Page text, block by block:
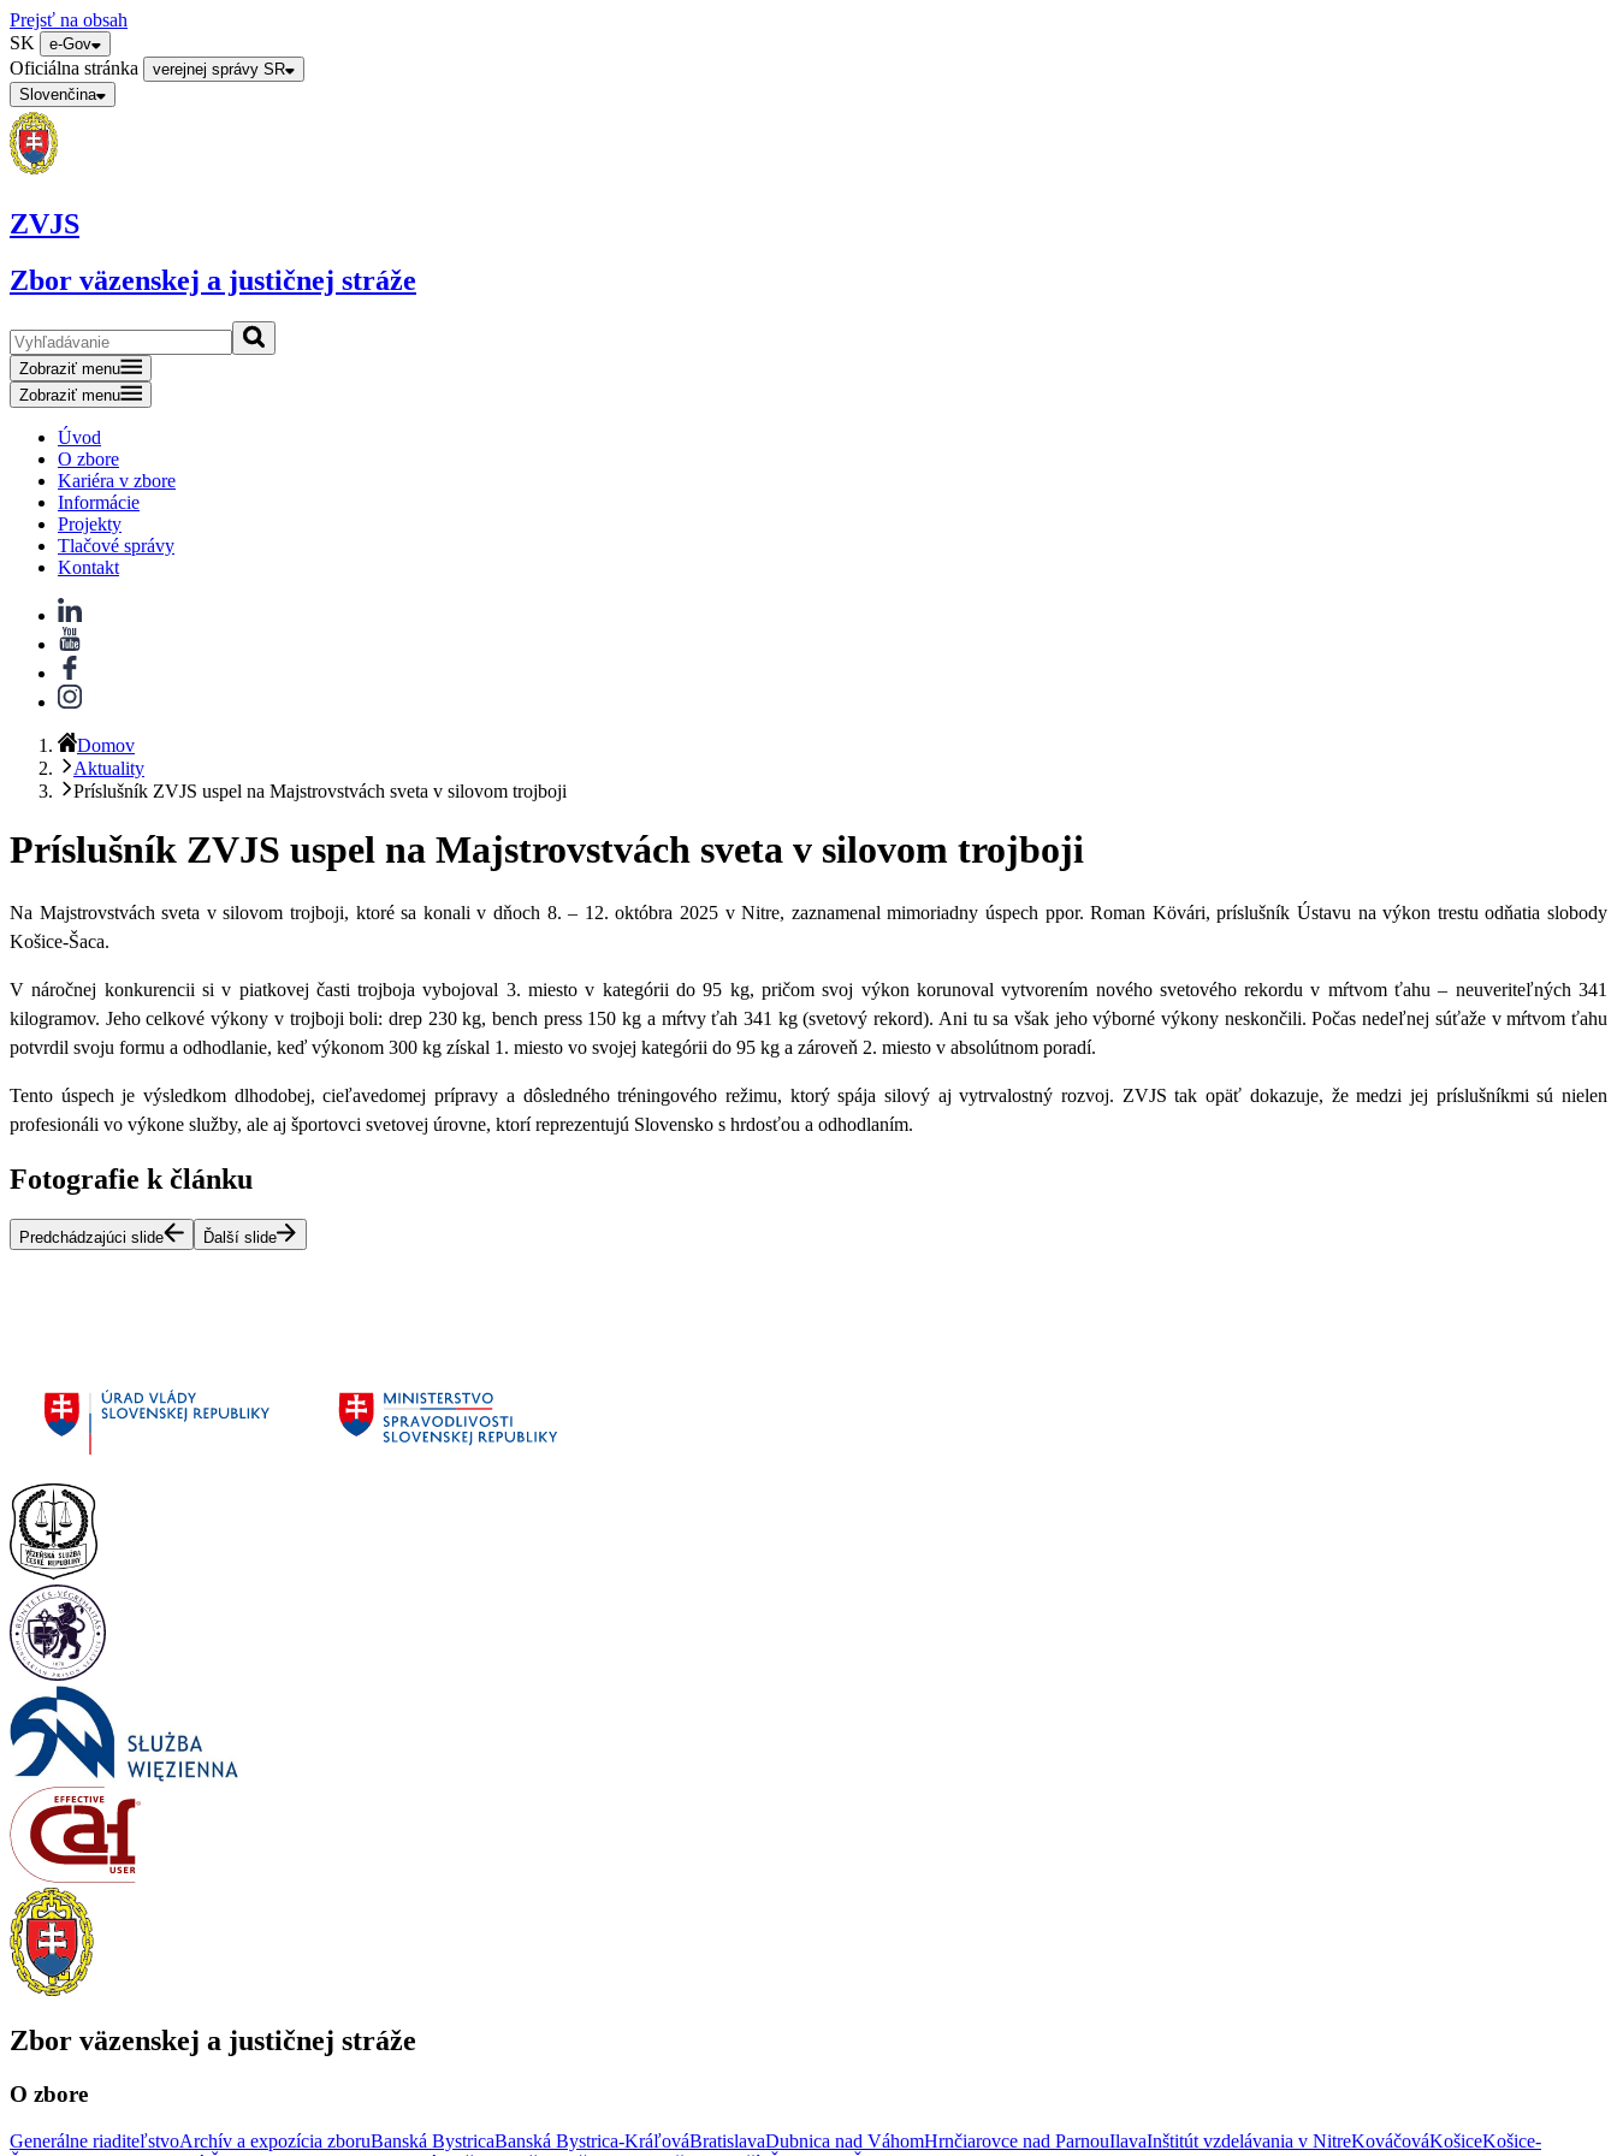
Prejsť na obsah
SK
e-Gov
Oficiálna stránka
verejnej správy SR
Slovenčina
ZVJS
Zbor väzenskej a justičnej stráže
Zobraziť menu
Zobraziť menu
Úvod
O zbore
Kariéra v zbore
Informácie
Projekty
Tlačové správy
Kontakt
Domov
Aktuality
Príslušník ZVJS uspel na Majstrovstvách sveta v silovom trojboji
Príslušník ZVJS uspel na Majstrovstvách sveta v silovom trojboji
Na Majstrovstvách sveta v silovom trojboji, ktoré sa konali v dňoch 8. – 12. októbra 2025 v Nitre, zaznamenal mimoriadny úspech ppor. Roman Kövári, príslušník Ústavu na výkon trestu odňatia slobody
Košice-Šaca.
V náročnej konkurencii si v piatkovej časti trojboja vybojoval 3. miesto v kategórii do 95 kg, pričom svoj výkon korunoval vytvorením nového svetového rekordu v mŕtvom ťahu – neuveriteľných 341
kilogramov. Jeho celkové výkony v trojboji boli: drep 230 kg, bench press 150 kg a mŕtvy ťah 341 kg (svetový rekord). Ani tu sa však jeho výborné výkony neskončili. Počas nedeľnej súťaže v mŕtvom ťahu
potvrdil svoju formu a odhodlanie, keď výkonom 300 kg získal 1. miesto vo svojej kategórii do 95 kg a zároveň 2. miesto v absolútnom poradí.
Tento úspech je výsledkom dlhodobej, cieľavedomej prípravy a dôsledného tréningového režimu, ktorý spája silový aj vytrvalostný rozvoj. ZVJS tak opäť dokazuje, že medzi jej príslušníkmi sú nielen
profesionáli vo výkone služby, ale aj športovci svetovej úrovne, ktorí reprezentujú Slovensko s hrdosťou a odhodlaním.
Fotografie k článku
Predchádzajúci slide Ďalší slide
Zbor väzenskej a justičnej stráže
O zbore
Generálne riaditeľstvoArchív a expozícia zboruBanská BystricaBanská Bystrica-KráľováBratislavaDubnica nad VáhomHrnčiarovce nad ParnouIlavaInštitút vzdelávania v NitreKováčováKošiceKošice-